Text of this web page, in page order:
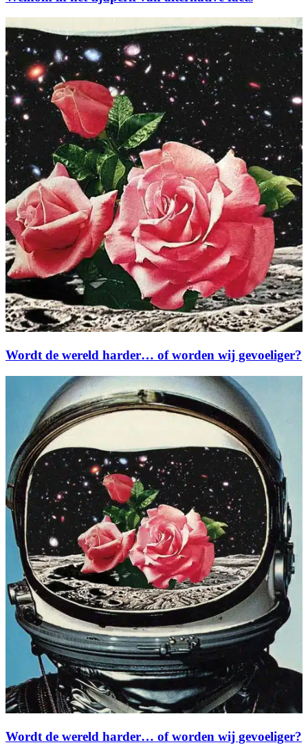
Wordt de wereld harder… of worden wij gevoeliger?
Wordt de wereld harder… of worden wij gevoeliger?